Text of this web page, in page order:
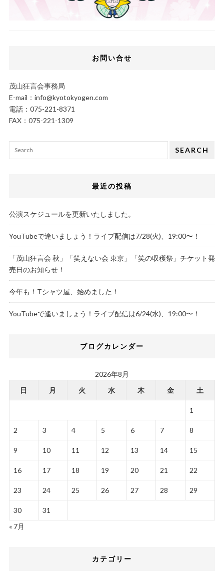
お問い合せ
茂山狂言会事務局
E-mail： info@kyotokyogen.com
電話： 075-221-8371
FAX：075-221-1309
SEARCH
最近の投稿
公演スケジュールを更新いたしました。
YouTubeで逢いましょう！ライブ配信は7/28(火)、19:00〜！
「茂山狂言会 秋」「笑えない会 東京」「笑の収穫祭」チケット発
売日のお知らせ！
今年も！Tシャツ屋、始めました！
YouTubeで逢いましょう！ライブ配信は6/24(水)、19:00〜！
ブログカレンダー
2026年8月
日
月 火 水 木 金 土
1
2 3 4 5 6 7 8
9 10 11 12 13 14 15
16 17 18 19 20 21 22
23 24 25 26 27 28 29
30
31
« 7月
カテゴリー